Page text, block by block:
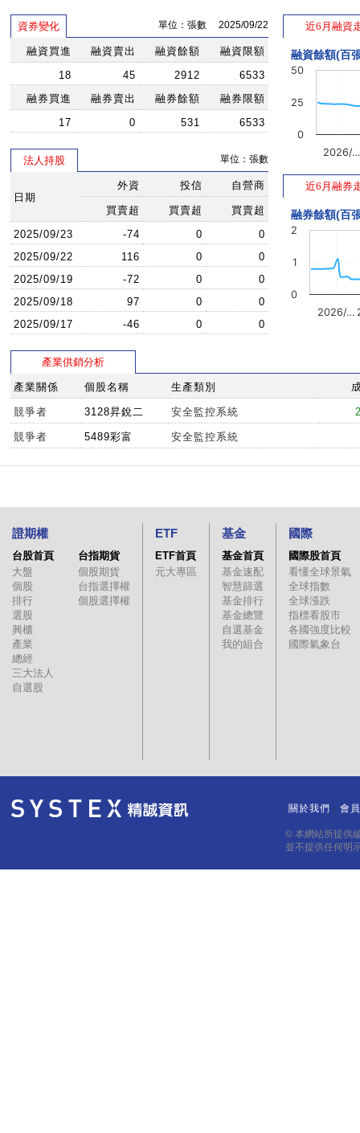
資券變化 單位：張數 2025/09/22
融資買進 融資賣出 融資餘額
融資限額
18
45 2912
6533
融券買進
融券賣出 融券餘額
融券限額
17
0 531 6533
法人持股 單位：張數
日期
外資 投信 自營商
買賣超 買賣超
買賣超
2025/09/23
-74 0
0
2025/09/22
116 0
0
2025/09/19
-72 0
0
2025/09/18
97 0
0
2025/09/17
-46 0 0
近6月融資
融資餘額(百
2026/
0
25
50
近6月融券
融券餘額(百
2026/…
0
1
2
產業供銷分析
產業關係 個股名稱 生產類別
競爭者 3128昇銳二 安全監控系統
競爭者 5489彩富 安全監控系統
證期權
台股首頁
大盤
個股
排行
選股
興櫃
產業
總經
三大法人
自選股
台指期貨
個股期貨
台指選擇權
個股選擇權
ETF
ETF首頁
元大專區
基金
基金首頁
基金速配
智慧篩選
基金排行
基金總覽
自選基金
我的組合
國際
國際股首頁
看懂全球景氣
全球指數
全球漲跌
指標看股市
各國強度比較
國際氣象台
關於我們 會
© 本網站所提供
並不提供任何明